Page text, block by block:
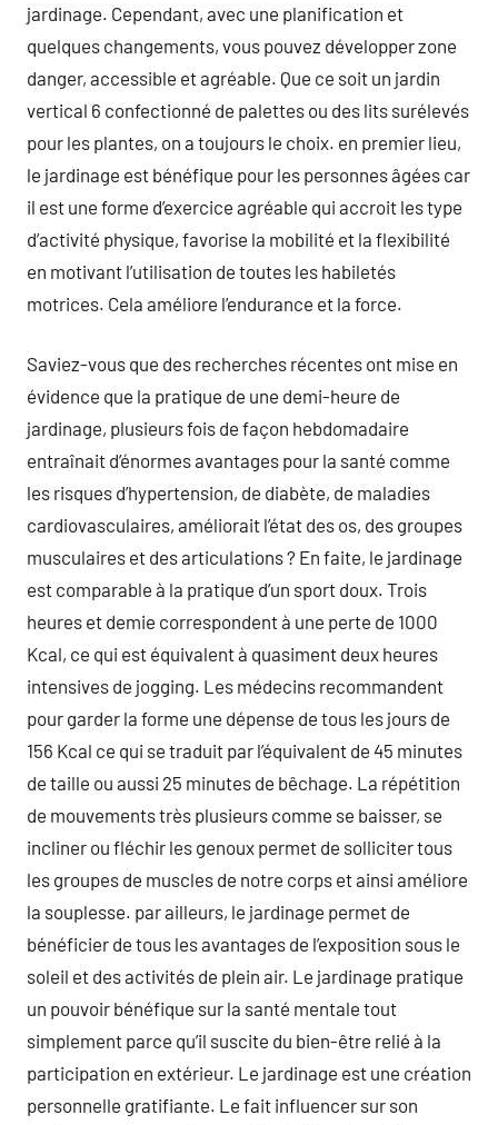
jardinage. Cependant, avec une planification et
quelques changements, vous pouvez développer zone
danger, accessible et agréable. Que ce soit un jardin
vertical 6 confectionné de palettes ou des lits surélevés
pour les plantes, on a toujours le choix. en premier lieu,
le jardinage est bénéfique pour les personnes âgées car
il est une forme d’exercice agréable qui accroit les type
d’activité physique, favorise la mobilité et la flexibilité
en motivant l’utilisation de toutes les habiletés
motrices. Cela améliore l’endurance et la force.
Saviez-vous que des recherches récentes ont mise en
évidence que la pratique de une demi-heure de
jardinage, plusieurs fois de façon hebdomadaire
entraînait d’énormes avantages pour la santé comme
les risques d’hypertension, de diabète, de maladies
cardiovasculaires, améliorait l’état des os, des groupes
musculaires et des articulations ? En faite, le jardinage
est comparable à la pratique d’un sport doux. Trois
heures et demie correspondent à une perte de 1000
Kcal, ce qui est équivalent à quasiment deux heures
intensives de jogging. Les médecins recommandent
pour garder la forme une dépense de tous les jours de
156 Kcal ce qui se traduit par l’équivalent de 45 minutes
de taille ou aussi 25 minutes de bêchage. La répétition
de mouvements très plusieurs comme se baisser, se
incliner ou fléchir les genoux permet de solliciter tous
les groupes de muscles de notre corps et ainsi améliore
la souplesse. par ailleurs, le jardinage permet de
bénéficier de tous les avantages de l’exposition sous le
soleil et des activités de plein air. Le jardinage pratique
un pouvoir bénéfique sur la santé mentale tout
simplement parce qu’il suscite du bien-être relié à la
participation en extérieur. Le jardinage est une création
personnelle gratifiante. Le fait influencer sur son